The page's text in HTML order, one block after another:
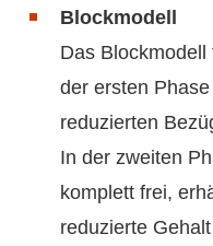
Blockmodell
Das
der ersten
reduzierten
In der zweiten
komplett frei,
reduzierte